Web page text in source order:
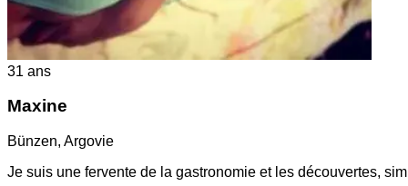
31 ans
Maxine
Bünzen, Argovie
Je suis une fervente de la gastronomie et les découvertes,